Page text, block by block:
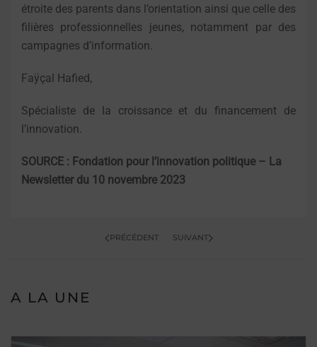
étroite des parents dans l’orientation ainsi que celle des
filières professionnelles jeunes, notamment par des
campagnes d’information.
Faÿçal Hafied,
Spécialiste de la croissance et du financement de
l’innovation.
SOURCE : Fondation pour l’innovation politique – La
Newsletter du 10 novembre 2023
PRÉCÉDENT SUIVANT
A LA UNE